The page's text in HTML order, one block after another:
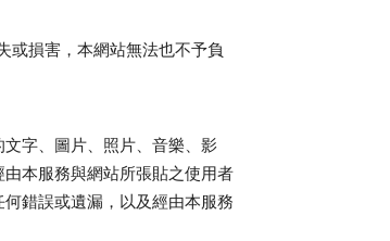
或損害，本網站無法也不予負
字、圖片、照片、音樂、影
本服務與網站所張貼之使用者
錯誤或遺漏，以及經由本服務